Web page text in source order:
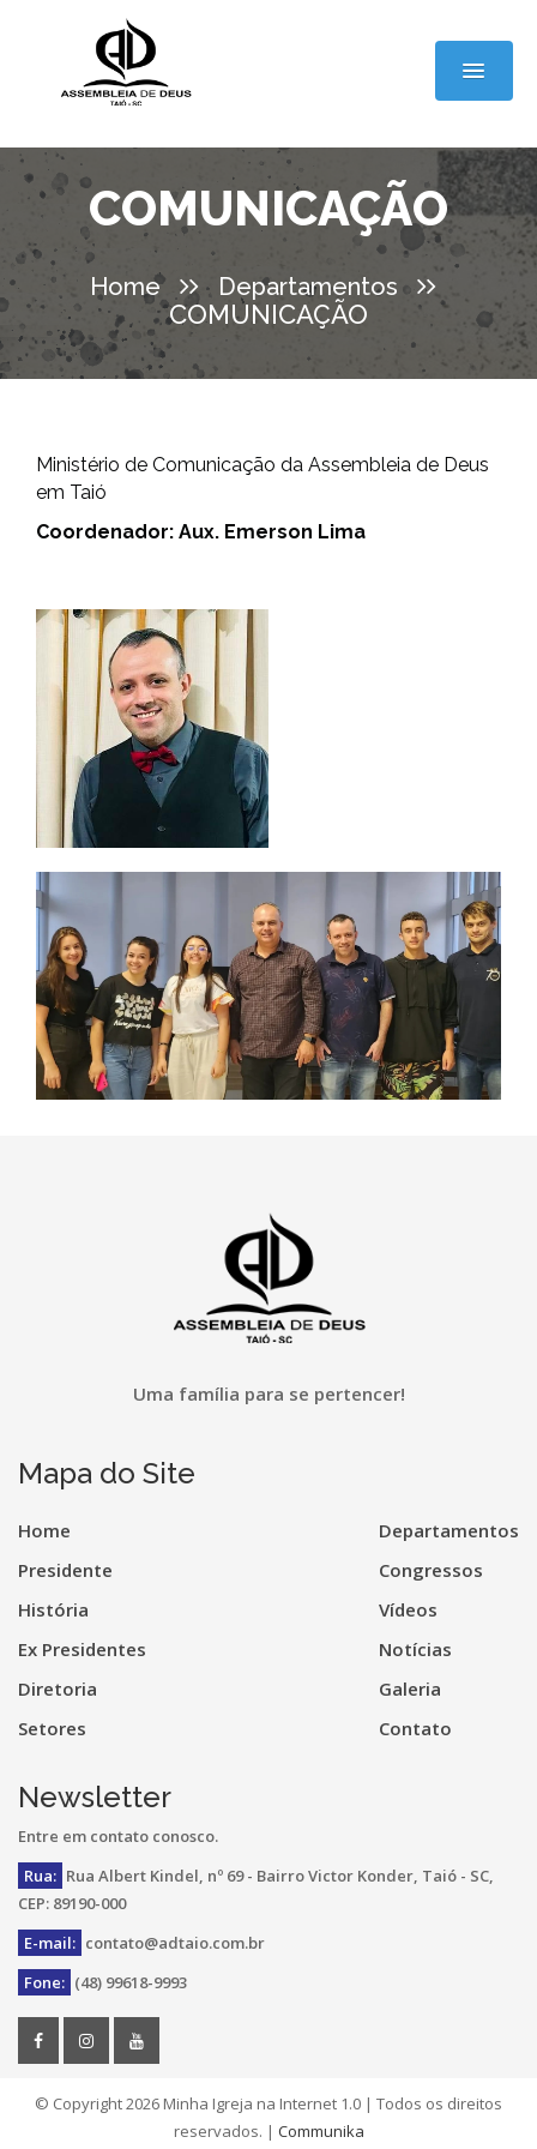
COMUNICAÇÃO
Home Departamentos
COMUNICAÇÃO
Ministério de Comunicação da Assembleia de Deus
em Taió
Coordenador: Aux. Emerson Lima
Uma família para se pertencer!
Mapa do Site
Home
Presidente
História
Ex Presidentes
Diretoria
Setores
Departamentos
Congressos
Vídeos
Notícias
Galeria
Contato
Newsletter
Entre em contato conosco.
Rua: Rua Albert Kindel, nº 69 - Bairro Victor Konder, Taió - SC,
CEP: 89190-000
E-mail: contato@adtaio.com.br
Fone: (48) 99618-9993
© Copyright2026 Minha Igreja na Internet 1.0 | Todos os direitos
reservados. | Communika